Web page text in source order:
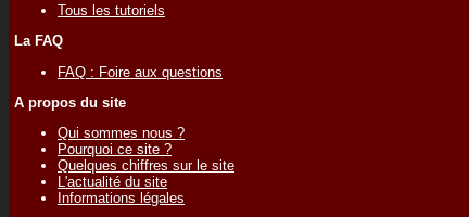
Tous les tutoriels
La FAQ
FAQ : Foire aux questions
A propos du site
Qui sommes nous ?
Pourquoi ce site ?
Quelques chiffres sur le site
L'actualité du site
Informations légales